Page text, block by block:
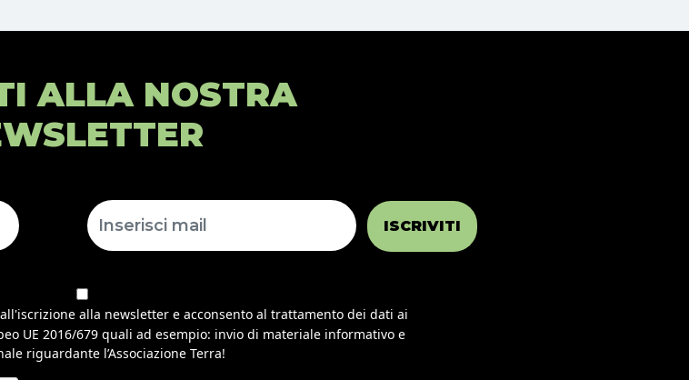
ALLA NOSTRA
ISCRIVITI
alla newsletter e acconsento al trattamento dei dati ai
UE 2016/679 quali ad esempio: invio di materiale informativo e
riguardante l’Associazione Terra!